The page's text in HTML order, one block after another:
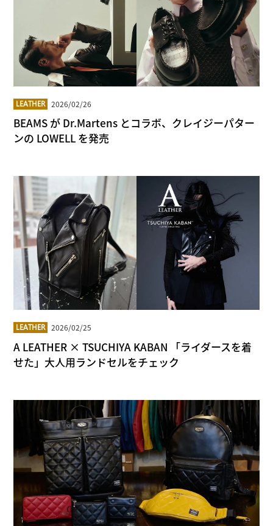
LEATHER 2026/02/26
BEAMS が Dr.Martens とコラボ、クレイジーパター
ンの LOWELL を発売
LEATHER 2026/02/25
A LEATHER × TSUCHIYA KABAN 「ライダースを着
せた」大人用ランドセルをチェック